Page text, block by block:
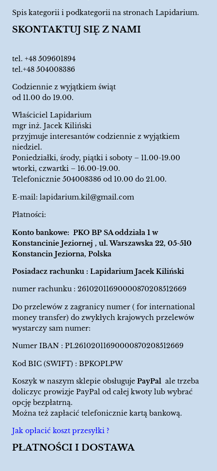
Spis kategorii i podkategorii na stronach Lapidarium.
SKONTAKTUJ SIĘ Z NAMI
tel. +48 509601894
tel.+48 504008386
Codziennie z wyjątkiem świąt
od 11.00 do 19.00.
Właściciel Lapidarium
mgr inż. Jacek Kiliński
przyjmuje interesantów codziennie z wyjątkiem
niedziel.
Poniedziałki, środy, piątki i soboty – 11.00-19.00
wtorki, czwartki – 16.00-19.00.
Telefonicznie 504008386 od 10.00 do 21.00.
E-mail: lapidarium.kil@gmail.com
Płatności:
Konto bankowe: PKO BP SA oddziała 1 w
Konstancinie Jeziornej , ul. Warszawska 22, 05-510
Konstancin Jeziorna, Polska
Posiadacz rachunku : Lapidarium Jacek Kiliński
numer rachunku : 26102011690000870208512669
Do przelewów z zagranicy numer ( for international
money transfer) do zwykłych krajowych przelewów
wystarczy sam numer:
Numer IBAN : PL26102011690000870208512669
Kod BIC (SWIFT) : BPKOPLPW
Koszyk w naszym sklepie obsługuje PayPal ale trzeba
doliczyc prowizje PayPal od całej kwoty lub wybrać
opcję bezpłatrną.
Można też zapłacić telefonicznie kartą bankową.
Jak opłacić koszt przesyłki ?
PŁATNOŚCI I DOSTAWA